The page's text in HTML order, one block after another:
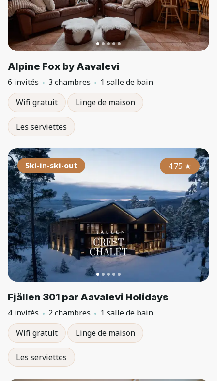
Alpine Fox by Aavalevi
6 invités 3 chambres
1 salle de bain
Wifi gratuit
Linge de maison
Les serviettes
Ski-in-ski-out 4.75 ★
Fjällen 301 par Aavalevi Holidays
4 invités 2 chambres
1 salle de bain
Wifi gratuit
Linge de maison
Les serviettes